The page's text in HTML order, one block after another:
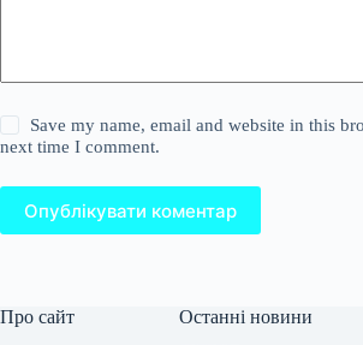
Save my name, email and website in this
next time I comment.
Опублікувати коментар
Про сайт Останні новини